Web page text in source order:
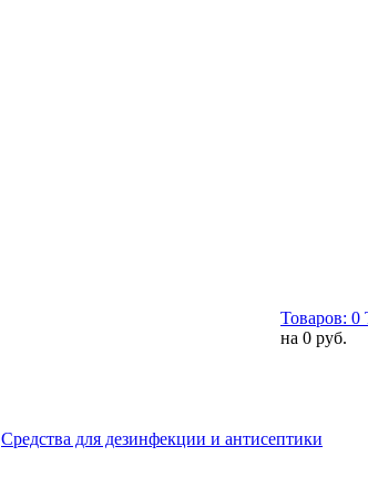
Товаров: 0
на 0 руб.
Средства для дезинфекции и антисептики